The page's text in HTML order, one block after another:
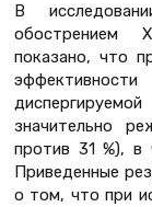
В
обострением
показано, что
значительно
против 31 %), в
Приведенные
о том, что при